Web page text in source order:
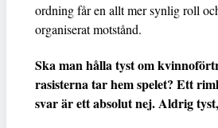
ordning får en allt mer synlig roll
organiserat motstånd.
Ska man hålla tyst om
rasisterna tar hem spelet? Ett
svar är ett absolut nej. Aldrig